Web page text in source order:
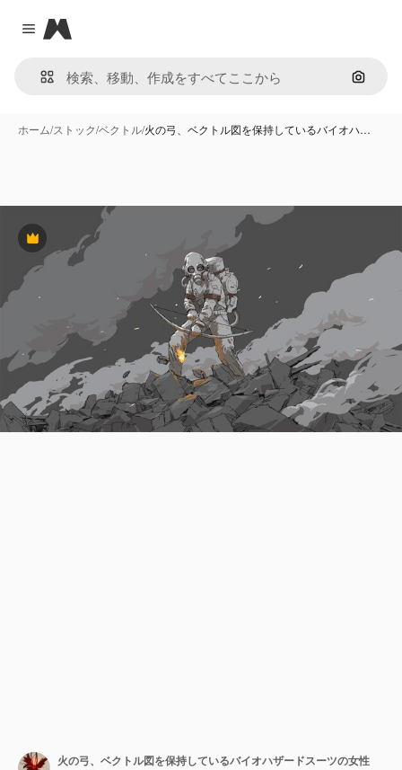
Close menu
Magnific
画像で
ホーム/ストック/ベクトル/火の弓、ベクトル図を保持しているバイオハ…
Premium
火の弓、ベクトル図を保持しているバイオハザードスーツの女性